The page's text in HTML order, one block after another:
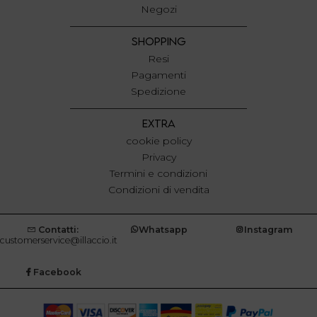
Negozi
SHOPPING
Resi
Pagamenti
Spedizione
EXTRA
cookie policy
Privacy
Termini e condizioni
Condizioni di vendita
Contatti:
customerservice@illaccio.it
Whatsapp Instagram
Facebook